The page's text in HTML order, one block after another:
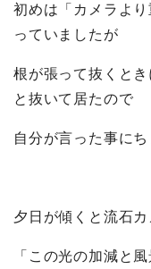
初めは「カメラよ
っていましたが
根が張って抜くと
と抜いて居たので
自分が言った事にち
夕日が傾くと流石
「この光の加減と